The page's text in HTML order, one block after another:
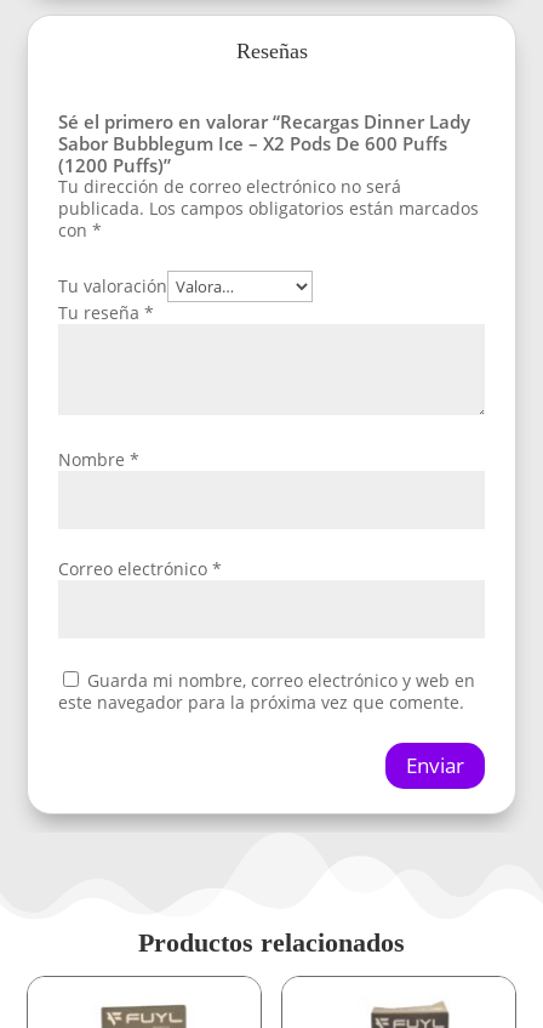
Reseñas
Sé el primero en valorar “Recargas Dinner Lady
Sabor Bubblegum Ice – X2 Pods De 600 Puffs
(1200 Puffs)”
Tu dirección de correo electrónico no será
publicada. Los campos obligatorios están marcados
con*
Tu valoración
Tu reseña*
Nombre*
Correo electrónico*
Guarda mi nombre, correo electrónico y web en
este navegador para la próxima vez que comente.
Enviar
Productos relacionados